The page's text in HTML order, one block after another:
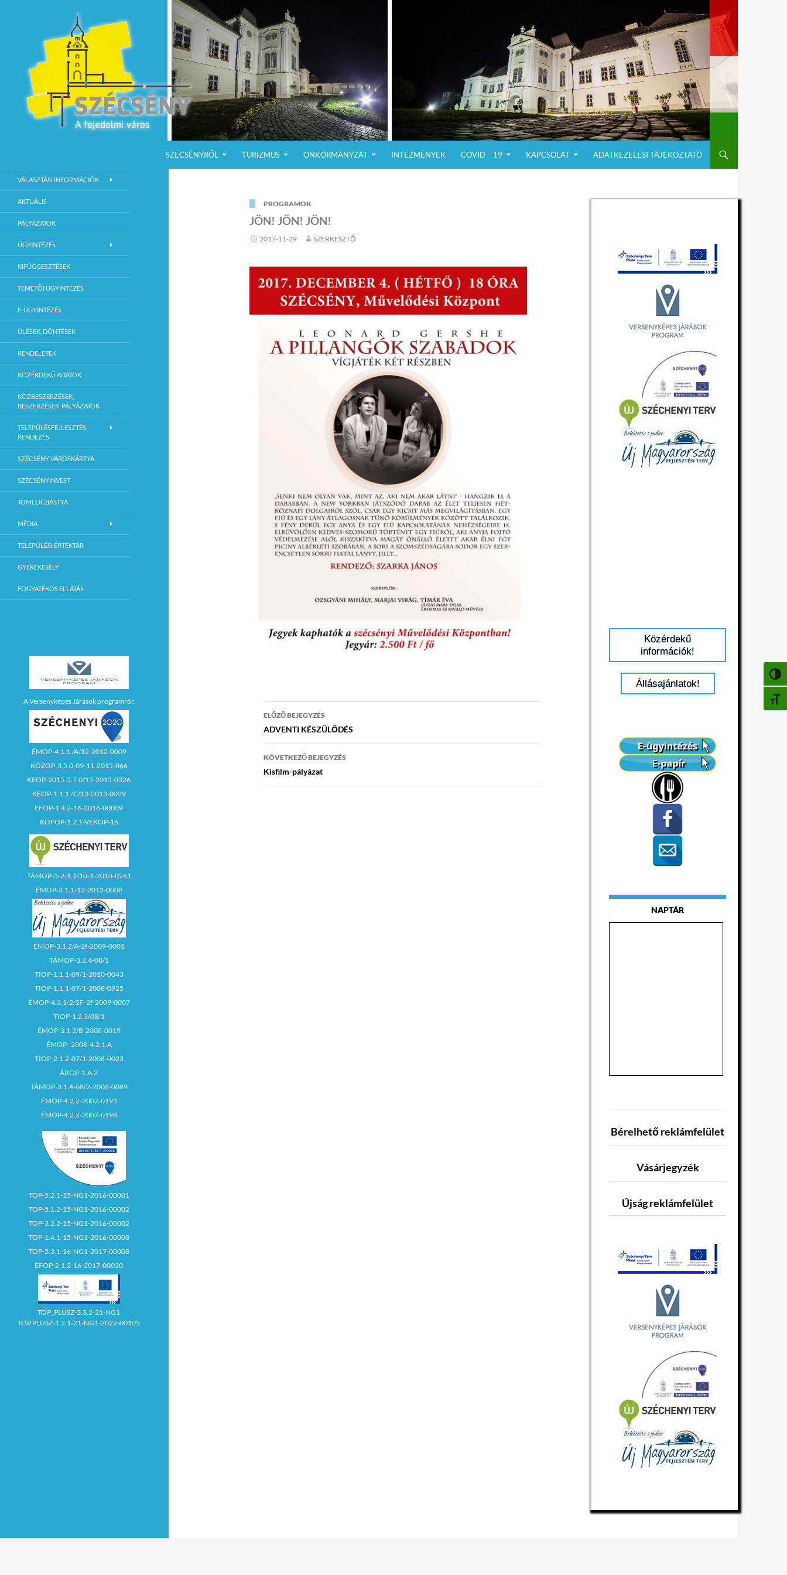
SZÉCSÉNYRŐL
TURIZMUS ÖNKORMÁNYZAT INTÉZMÉNYEK COVID – 19 KAPCSOLAT ADATKEZELÉSI TÁJÉKOZTATÓ
PROGRAMOK
JÖN! JÖN! JÖN!
2017-11-29 SZERKESZTŐ
Bejegyzés
navigáció
ELŐZŐ BEJEGYZÉS
ADVENTI KÉSZÜLŐDÉS
KÖVETKEZŐ BEJEGYZÉS
Kisfilm-pályázat
Közérdekű
információk!
Állásajánlatok!
NAPTÁR
Bérelhető reklámfelület
Vásárjegyzék
Újság reklámfelület
Szécsény Város Hivatalos Weboldala
VÁLASZTÁSI INFORMÁCIÓK
AKTUÁLIS
PÁLYÁZATOK
ÜGYINTÉZÉS
KIFÜGGESZTÉSEK
TEMETŐI ÜGYINTÉZÉS
E-ÜGYINTÉZÉS
ÜLÉSEK, DÖNTÉSEK
RENDELETEK
KÖZÉRDEKŰ ADATOK
KÖZBESZERZÉSEK,
BESZERZÉSEK, PÁLYÁZATOK
TELEPÜLÉSFEJLESZTÉS,
RENDEZÉS
SZÉCSÉNY VÁROSKÁRTYA
SZÉCSÉNYINVEST
TÖMLÖCBÁSTYA
MÉDIA
TELEPÜLÉSI ÉRTÉKTÁR
GYEREKESÉLY
FOGYATÉKOS ELLÁTÁS
A Versenyképes Járások programról:
ÉMOP-4.1.1./A/12-2012-0009
KÖZOP-3.5.0-09-11-2015-066
KEOP-2015-5.7.0/15-2015-0326
KEOP-1.1.1./C/13-2013-0029
EFOP-1.4.2-16-2016-00009
KÖFOP-1.2.1-VEKOP-16
TÁMOP-3-2-1.1/10-1-2010-0261
ÉMOP-3.1.1-12-2013-0008
ÉMOP-3.1.2/A-2f-2009-0001
TÁMOP-3.2.4-08/1
TIOP-1.1.1-09/1-2010-0043
TIOP-1.1.1-07/1-2008-0925
ÉMOP-4.3.1/2/2F-2f-2009-0007
TIOP-1.2.3/08/1
ÉMOP-3.1.2/B-2008-0019
ÉMOP–2008-4.2.1.A
TIOP-2.1.2-07/1-2008-0023
ÁROP-1.A.2
TÁMOP-3.1.4-08/2-2008-0089
ÉMOP-4.2.2-2007-0195
ÉMOP-4.2.2-2007-0198
TOP-5.2.1-15-NG1-2016-00001
TOP-5.1.2-15-NG1-2016-00002
TOP-3.2.2-15-NG1-2016-00002
TOP-1.4.1-15-NG1-2016-00008
TOP-5.3.1-16-NG1-2017-00008
EFOP-2.1.2-16-2017-00020
TOP_PLUSZ-3.3.2-21-NG1
TOP PLUSZ-1.2.1-21-NG1-2022-00105